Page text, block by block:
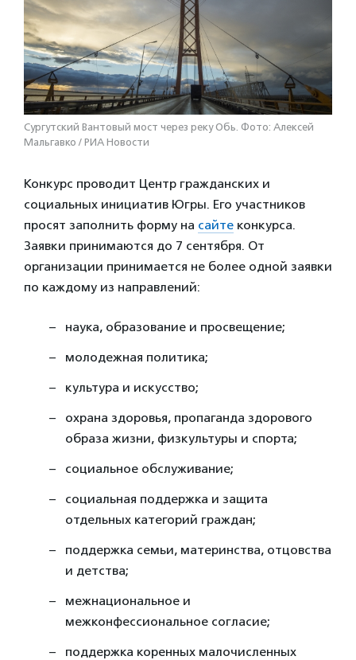
Сургутский Вантовый мост через реку Обь. Фото: Алексей
Мальгавко / РИА Новости
Конкурс проводит Центр гражданских и
социальных инициатив Югры. Его участников
просят заполнить форму на сайте конкурса.
Заявки принимаются до 7 сентября. От
организации принимается не более одной заявки
по каждому из направлений:
наука, образование и просвещение;
молодежная политика;
культура и искусство;
охрана здоровья, пропаганда здорового
образа жизни, физкультуры и спорта;
социальное обслуживание;
социальная поддержка и защита
отдельных категорий граждан;
поддержка семьи, материнства, отцовства
и детства;
межнациональное и
межконфессиональное согласие;
поддержка коренных малочисленных